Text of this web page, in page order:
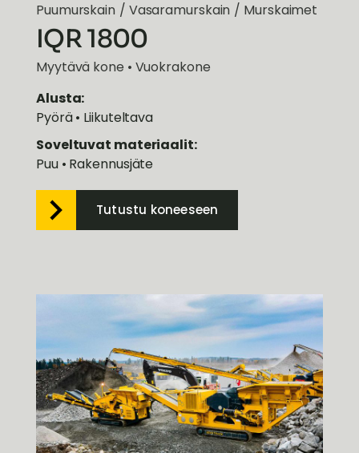
Puumurskain / Vasaramurskain / Murskaimet
IQR 1800
Myytävä kone • Vuokrakone
Alusta:
Pyörä • Liikuteltava
Soveltuvat materiaalit:
Puu • Rakennusjäte
Tutustu koneeseen